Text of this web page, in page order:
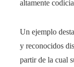
altamente
Un ejemplo
y reconocidos
partir de la cual